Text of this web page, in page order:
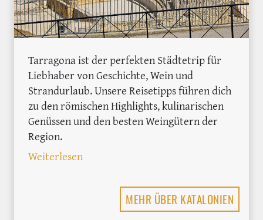
Tarragona ist der perfekten Städtetrip für
Liebhaber von Geschichte, Wein und
Strandurlaub. Unsere Reisetipps führen dich
zu den römischen Highlights, kulinarischen
Genüssen und den besten Weingütern der
Region.
Weiterlesen: Tarragona - das unterschätzte Ziel
MEHR ÜBER KATALONIEN